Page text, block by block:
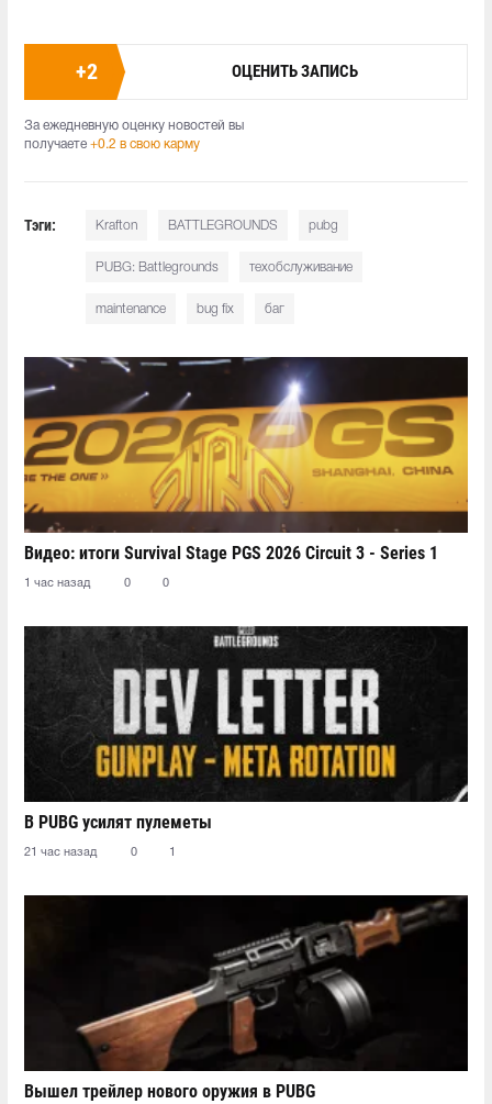
+2 ОЦЕНИТЬ ЗАПИСЬ
За ежедневную оценку новостей вы
получаете +0.2 в свою карму
Тэги: Krafton BATTLEGROUNDS pubg
PUBG: Battlegrounds техобслуживание
maintenance bug fix баг
Видео: итоги Survival Stage PGS 2026 Circuit 3 - Series 1
1 час назад 0 0
В PUBG усилят пулеметы
21 час назад 0 1
Вышел трейлер нового оружия в PUBG